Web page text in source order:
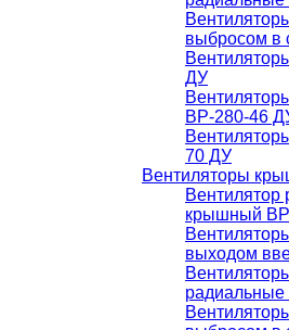
выбросом в
ДУ
ВР-280-46
70 ДУ
Вентиляторы
Вентилятор
крышный
выходом